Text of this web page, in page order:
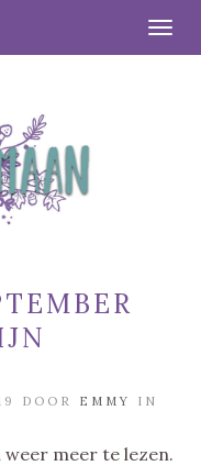
DOOR EMMY
IN
meer te lezen.